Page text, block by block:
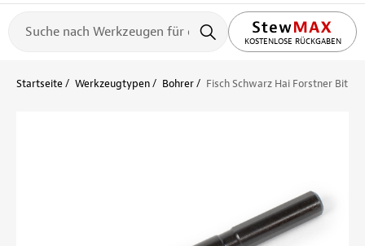
KOSTENLOSE RÜCKGABEN
Startseite Werkzeugtypen Bohrer Fisch Schwarz Hai Forstner Bit